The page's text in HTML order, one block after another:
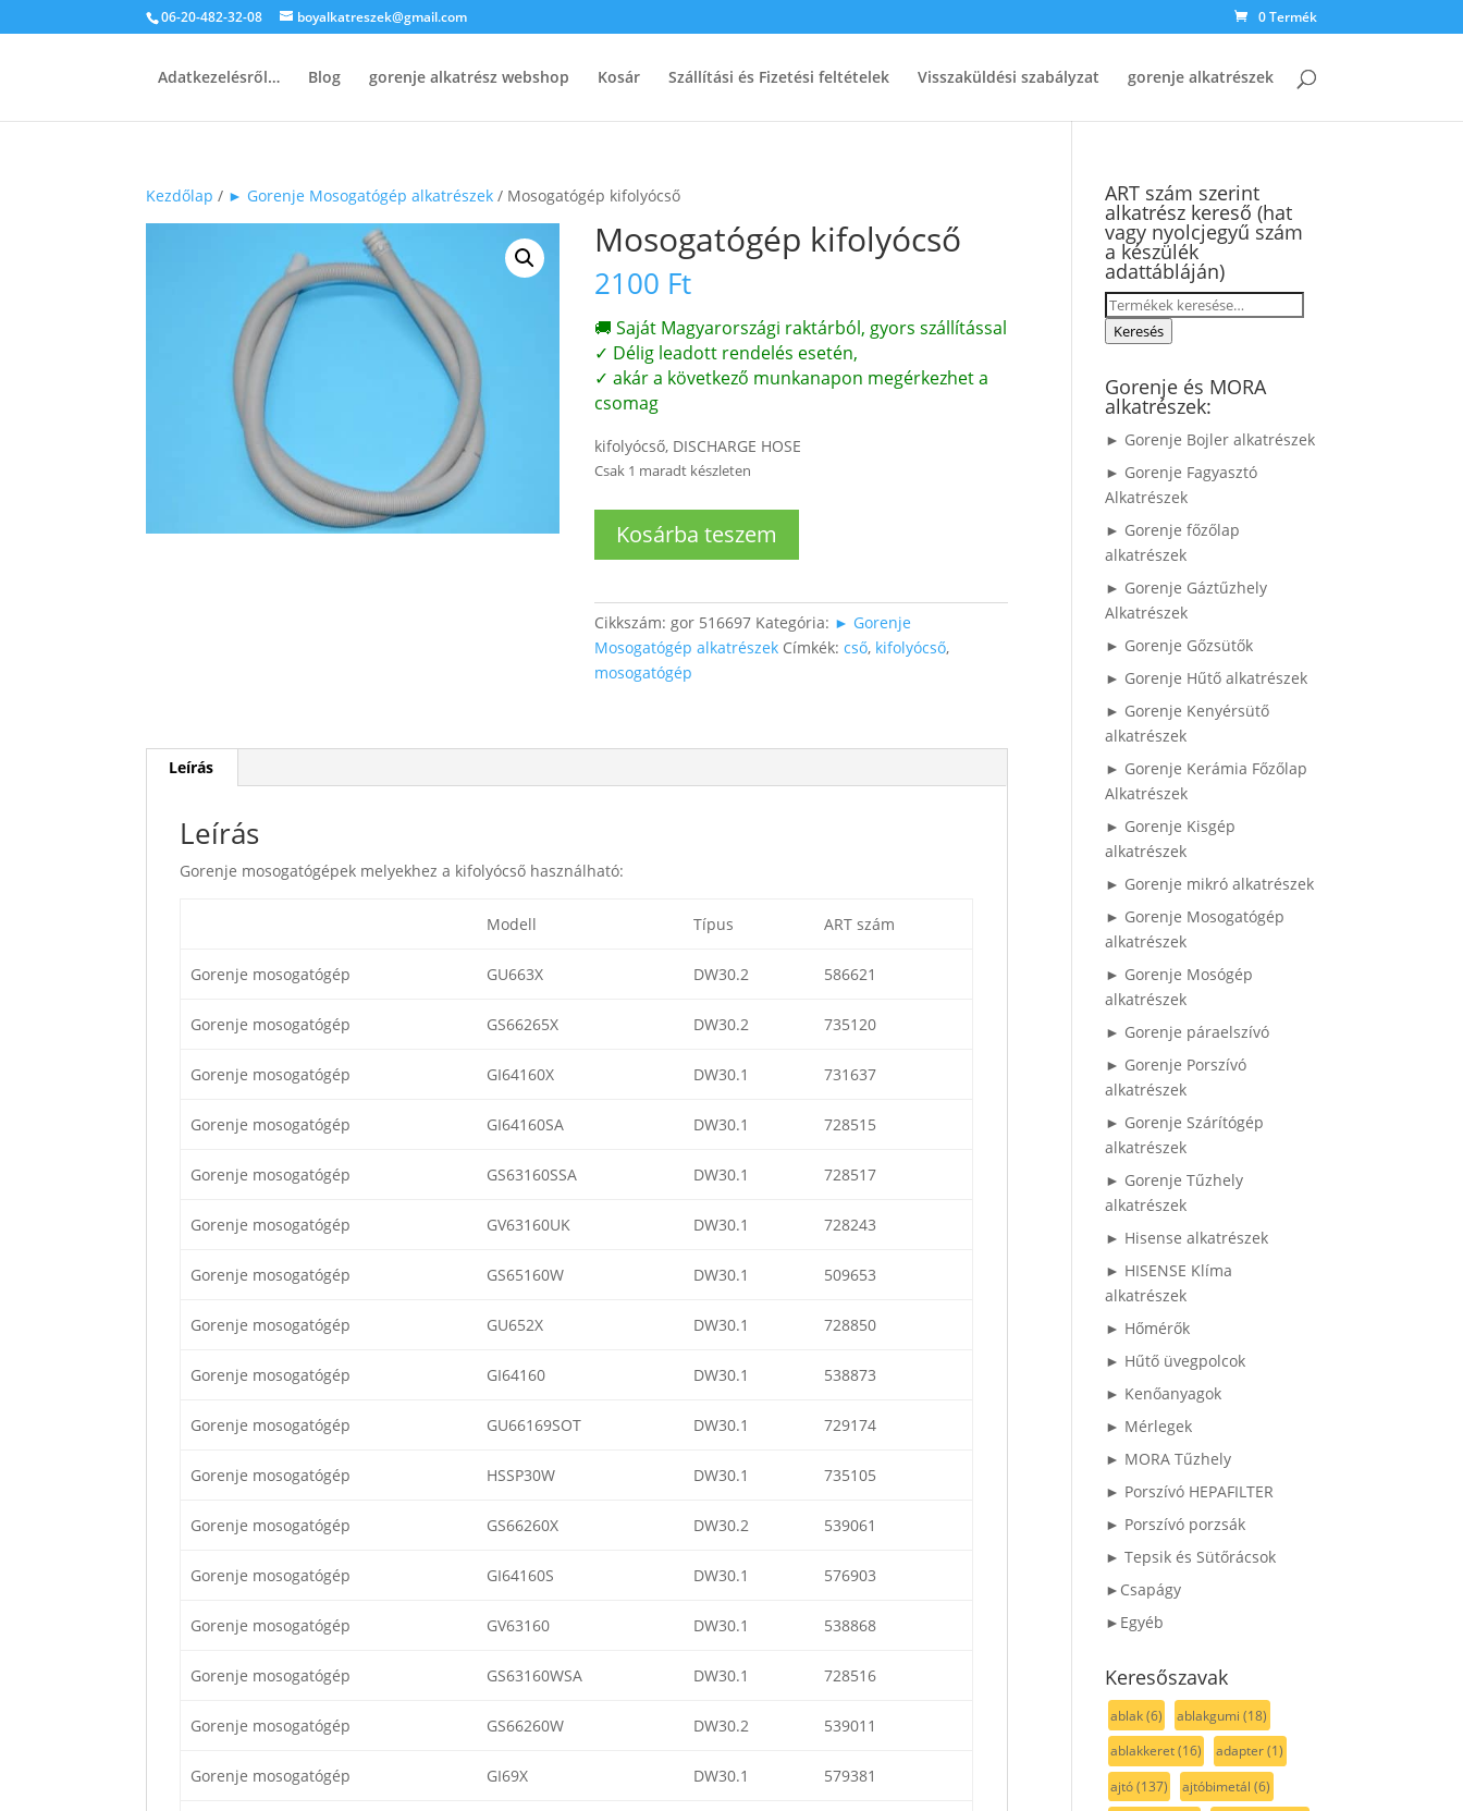
06-20-482-32-08 boyalkatreszek@gmail.com 0 Termék
Adatkezelésről… Blog gorenje alkatrész webshop Kosár Szállítási és Fizetési feltételek Visszaküldési szabályzat gorenje alkatrészek
Kezdőlap / ► Gorenje Mosogatógép alkatrészek / Mosogatógép kifolyócső
Mosogatógép kifolyócső
2100 Ft
🚚 Saját Magyarországi raktárból, gyors szállítással
✓ Délig leadott rendelés esetén,
✓ akár a következő munkanapon megérkezhet a
csomag
kifolyócső, DISCHARGE HOSE
Csak 1 maradt készleten
Mosogatógép
kifolyócső
Kosárba teszem
Cikkszám:gor 516697 Kategória: ► Gorenje
Mosogatógép alkatrészek Címkék:cső, kifolyócső,
mosogatógép
Leírás
Leírás
Gorenje mosogatógépek melyekhez a kifolyócső használható:
Modell Típus ART szám
Gorenje mosogatógép GU663X DW30.2 586621
Gorenje mosogatógép GS66265X DW30.2 735120
Gorenje mosogatógép GI64160X DW30.1 731637
Gorenje mosogatógép GI64160SA DW30.1 728515
Gorenje mosogatógép GS63160SSA DW30.1 728517
Gorenje mosogatógép GV63160UK DW30.1 728243
Gorenje mosogatógép GS65160W DW30.1 509653
Gorenje mosogatógép GU652X DW30.1 728850
Gorenje mosogatógép GI64160 DW30.1 538873
Gorenje mosogatógép GU66169SOT DW30.1 729174
Gorenje mosogatógép HSSP30W DW30.1 735105
Gorenje mosogatógép GS66260X DW30.2 539061
Gorenje mosogatógép GI64160S DW30.1 576903
Gorenje mosogatógép GV63160 DW30.1 538868
Gorenje mosogatógép GS63160WSA DW30.1 728516
Gorenje mosogatógép GS66260W DW30.2 539011
Gorenje mosogatógép GI69X DW30.1 579381
ART szám szerint
alkatrész kereső (hat
vagy nyolcjegyű szám
a készülék
adattábláján)
Keresés
a Keresés
Gorenje és MORA
alkatrészek:
► Gorenje Bojler alkatrészek
► Gorenje Fagyasztó
Alkatrészek
► Gorenje főzőlap
alkatrészek
► Gorenje Gáztűzhely
Alkatrészek
► Gorenje Gőzsütők
► Gorenje Hűtő alkatrészek
► Gorenje Kenyérsütő
alkatrészek
► Gorenje Kerámia Főzőlap
Alkatrészek
► Gorenje Kisgép
alkatrészek
► Gorenje mikró alkatrészek
► Gorenje Mosogatógép
alkatrészek
► Gorenje Mosógép
alkatrészek
► Gorenje páraelszívó
► Gorenje Porszívó
alkatrészek
► Gorenje Szárítógép
alkatrészek
► Gorenje Tűzhely
alkatrészek
► Hisense alkatrészek
► HISENSE Klíma
alkatrészek
► Hőmérők
► Hűtő üvegpolcok
► Kenőanyagok
► Mérlegek
► MORA Tűzhely
► Porszívó HEPAFILTER
► Porszívó porzsák
► Tepsik és Sütőrácsok
►Csapágy
►Egyéb
Keresőszavak
ablak(6) ablakgumi (18)
ablakkeret(16) adapter(1)
ajtó(137) ajtóbimetál (6)